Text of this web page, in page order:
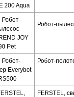
Робот-
Робот-
FERSTEL,